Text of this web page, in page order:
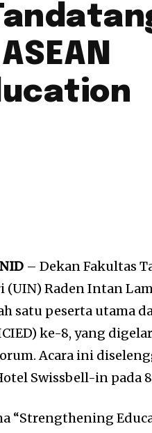
– Dekan Fakultas
(UIN) Raden Intan
satu peserta utama
ke-8, yang
Acara ini
Swissbell-in pada
“Strengthening